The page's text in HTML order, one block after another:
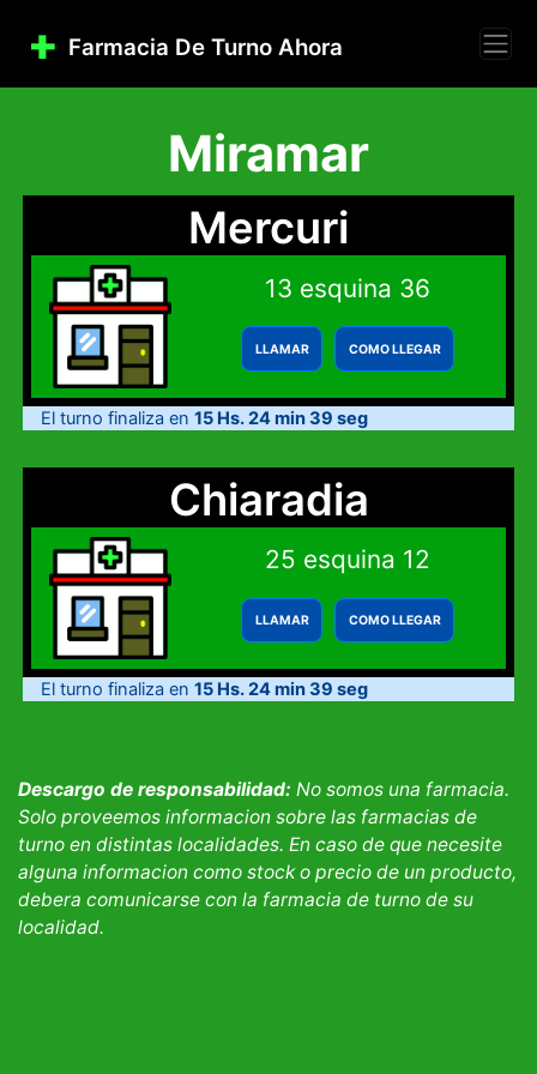
Farmacia De Turno Ahora
Miramar
Mercuri
13 esquina 36
LLAMAR COMO LLEGAR
El turno finaliza en 15 Hs. 24 min 39 seg
Chiaradia
25 esquina 12
LLAMAR COMO LLEGAR
El turno finaliza en 15 Hs. 24 min 39 seg
Descargo de responsabilidad: No somos una farmacia.
Solo proveemos informacion sobre las farmacias de
turno en distintas localidades. En caso de que necesite
alguna informacion como stock o precio de un producto,
debera comunicarse con la farmacia de turno de su
localidad.